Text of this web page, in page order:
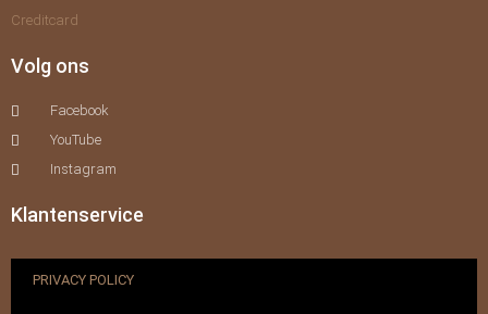
Creditcard
Volg ons
Facebook
YouTube
Instagram
Klantenservice
PRIVACY POLICY